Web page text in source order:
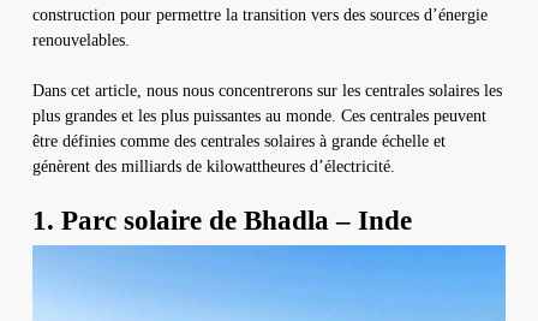
construction pour permettre la transition vers des sources d’énergie
renouvelables.
Dans cet article, nous nous concentrerons sur les centrales solaires les
plus grandes et les plus puissantes au monde. Ces centrales peuvent
être définies comme des centrales solaires à grande échelle et
génèrent des milliards de kilowattheures d’électricité.
1. Parc solaire de Bhadla – Inde